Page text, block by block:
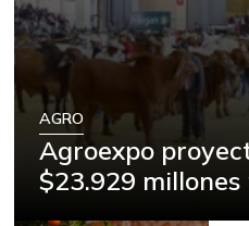
AGRO
Agroexpo
$23.929 millones